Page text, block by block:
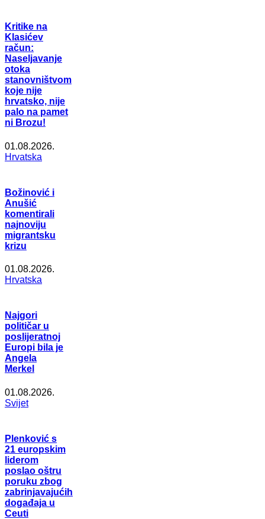
Kritike na
Klasićev
račun:
Naseljavanje
otoka
stanovništvom
koje nije
hrvatsko, nije
palo na pamet
ni Brozu!
01.08.2026.
Hrvatska
Božinović i
Anušić
komentirali
najnoviju
migrantsku
krizu
01.08.2026.
Hrvatska
Najgori
političar u
poslijeratnoj
Europi bila je
Angela
Merkel
01.08.2026.
Svijet
Plenković s
21 europskim
liderom
poslao oštru
poruku zbog
zabrinjavajućih
događaja u
Ceuti